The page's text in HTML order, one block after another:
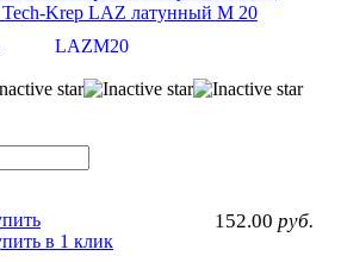
Tech-Krep LAZ латунный М 20
LAZM20
152.00 руб.
в 1 клик